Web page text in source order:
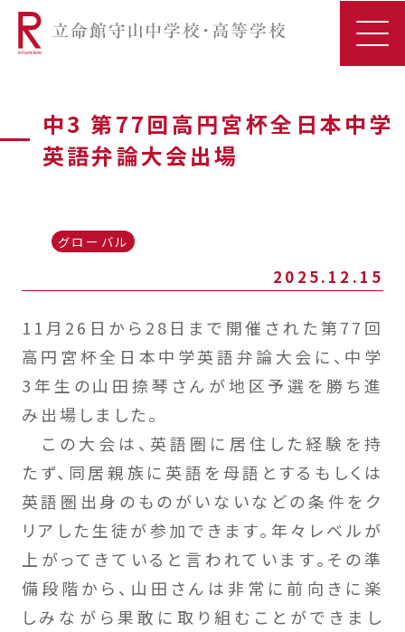
中3 第77回高円宮杯全日本中学
英語弁論大会出場
グローバル
2025.12.15
11月26日から28日まで開催された第77回
高円宮杯全日本中学英語弁論大会に、中学
3年生の山田捺琴さんが地区予選を勝ち進
み出場しました。
この大会は、英語圏に居住した経験を持
たず、同居親族に英語を母語とするもしくは
英語圏出身のものがいないなどの条件をク
リアした生徒が参加できます。年々レベルが
上がってきていると言われています。その準
備段階から、山田さんは非常に前向きに楽
しみながら果敢に取り組むことができまし